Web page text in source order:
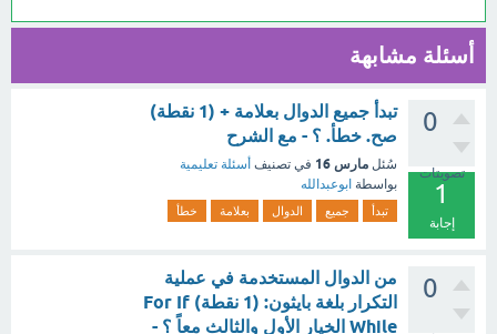
أسئلة مشابهة
0
تصويتات
1
إجابة
تبدأ جميع الدوال بعلامة + (1 نقطة)
صح. خطأ. ؟ - مع الشرح
سُئل مارس 16 في تصنيف أسئلة تعليمية
بواسطة ابوعبدالله
تبدأ جميع الدوال بعلامة خطأ
0
من الدوال المستخدمة في عملية
التكرار بلغة بايثون: (1 نقطة) For If
While الخيار الأول والثالث معاً ؟ -